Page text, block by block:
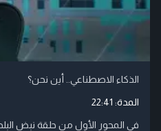
الذكاء الاصطناعي.. أين نحن؟
المدة: 22:41
في المحور الأول من حلقة نبض